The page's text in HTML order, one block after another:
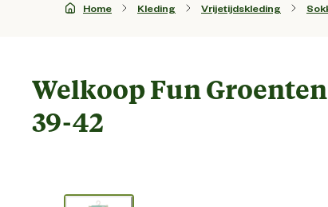
Home Kleding Vrijetijdskleding
Welkoop Fun
39-42